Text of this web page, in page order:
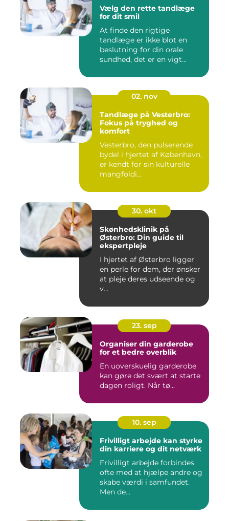
Vælg den rette tandlæge
for dit smil
At finde den rigtige
tandlæge er ikke blot en
beslutning for din orale
sundhed, det er en vigt...
02. nov
Tandlæge på Vesterbro:
Fokus på tryghed og
komfort
Vesterbro, den pulserende
bydel i hjertet af København,
er kendt for sin kulturelle
mangfoldi...
30. okt
Skønhedsklinik på
Østerbro: Din guide til
ekspertpleje
I hjertet af Østerbro ligger
en perle for dem, der ønsker
at pleje deres udseende og
v...
23. sep
Organiser din garderobe
for et bedre overblik
En uoverskuelig garderobe
kan gøre det svært at starte
dagen roligt. Når tø...
10. sep
Frivilligt arbejde kan styrke
din karriere og dit netværk
Frivilligt arbejde forbindes
ofte med at hjælpe andre og
skabe værdi i samfundet.
Men de...